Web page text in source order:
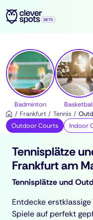
cleverspots - Sport
Badminton Basketball
Frankfurt
Tennis
Outdoor Courts
Indoor
Tennisplätze
Frankfurt am
Tennisplätze und
Entdecke
Spiele auf perfekt